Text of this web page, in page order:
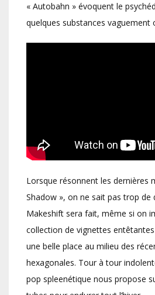
« Autobahn » évoquent le
quelques substances vaguement
Lorsque résonnent les dernières
Shadow », on ne sait pas trop de
Makeshift sera fait, même si on
collection de vignettes
une belle place au milieu des
hexagonales. Tour à tour
pop spleenétique nous propose